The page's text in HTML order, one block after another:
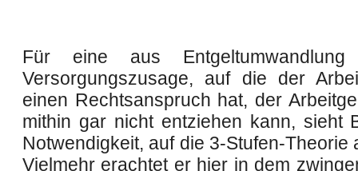
Für eine aus Entgeltumwandlung
Versorgungszusage, auf die der
einen Rechtsanspruch hat, der
mithin gar nicht entziehen kann, sieht
Notwendigkeit, auf die 3-Stufen-Theorie
Vielmehr erachtet er hier in dem